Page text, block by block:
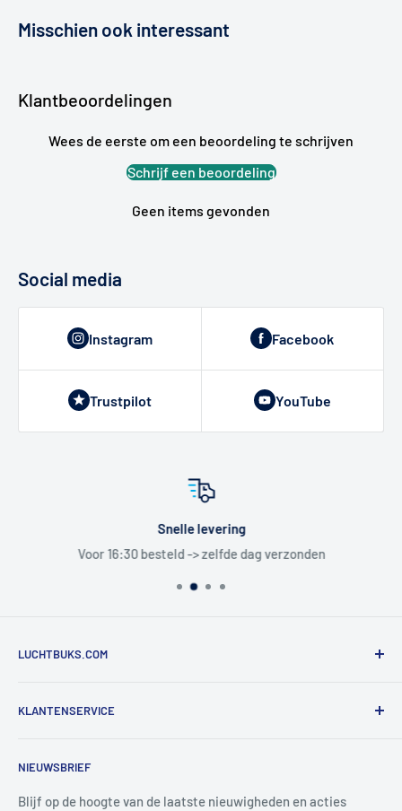
Misschien ook interessant
Klantbeoordelingen
Wees de eerste om een beoordeling te schrijven
Schrijf een beoordeling
Geen items gevonden
Social media
Instagram Facebook
Trustpilot YouTube
Snelle levering
Voor 16:30 besteld -> zelfde dag verzonden
LUCHTBUKS.COM
Utrechtlaan 9
Tel:+31 6 345 30 448
Mail:info@luchtbuks.com
KLANTENSERVICE
Informatie
Privacybeleid
NIEUWSBRIEF
Blijf op de hoogte van de laatste nieuwigheden en acties